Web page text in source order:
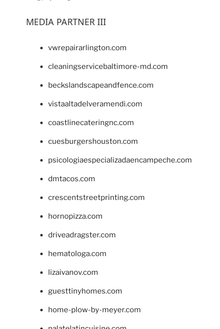
MEDIA PARTNER III
vwrepairarlington.com
cleaningservicebaltimore-md.com
beckslandscapeandfence.com
vistaaltadelveramendi.com
coastlinecateringnc.com
cuesburgershouston.com
psicologiaespecializadaencampeche.com
dmtacos.com
crescentstreetprinting.com
hornopizza.com
driveadragster.com
hematologa.com
lizaivanov.com
guesttinyhomes.com
home-plow-by-meyer.com